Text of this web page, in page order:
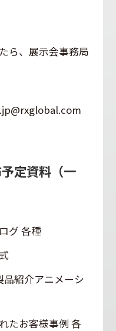
ら、展示会事務局
定資料（一
グ 各種
紹介アニメーシ
たお客様事例 各